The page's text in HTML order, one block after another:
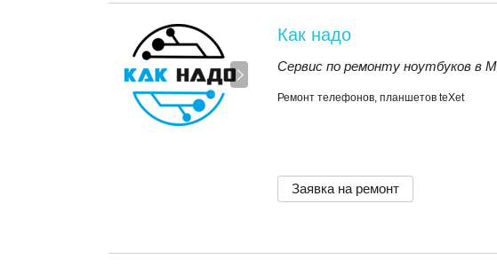
Как надо
Сервис по ремонту ноутбуков в
Ремонт телефонов, планшетов teXet
Заявка на ремонт